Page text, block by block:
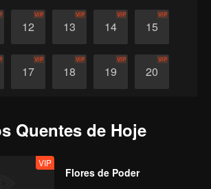
12
VIP
13
VIP
14
VIP
15
VIP
17
VIP
18
VIP
19
VIP
20
VIP
Quentes de Hoje
VIP
Flores de Poder